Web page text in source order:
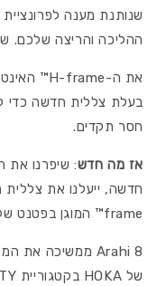
שנותנת מענה
ההליכה והריצה שלכם.
את ה-H-frame
™
בעלת צללית חדשה כדי
חסר תקדים.
אז מה חדש: שיפרנו את
חדשה, ייעלנו את צללית
frame™ המוגן בפטנט
Arahi 8 ממשיכה את
של HOKA בקטגוריית